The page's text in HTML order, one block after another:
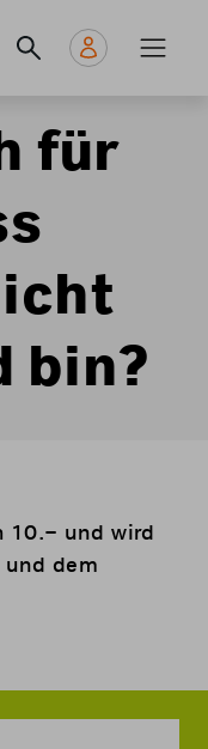
für
bin?
10.− und wird
und dem